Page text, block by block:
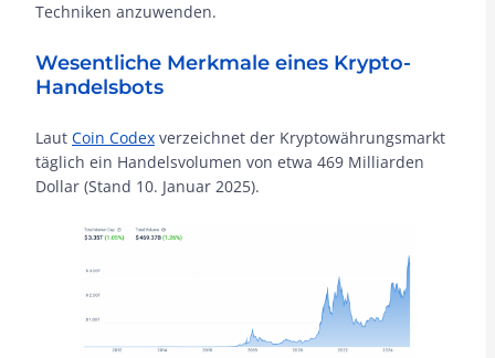
Techniken anzuwenden.
Wesentliche Merkmale eines Krypto-
Handelsbots
Laut Coin Codex verzeichnet der Kryptowährungsmarkt
täglich ein Handelsvolumen von etwa 469 Milliarden
Dollar (Stand 10. Januar 2025).